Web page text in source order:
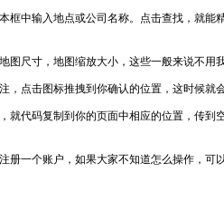
框中输入地点或公司名称。点击查找，就能
图尺寸，地图缩放大小，这些一般来说不用
，点击图标推拽到你确认的位置，这时候就
就代码复制到你的页面中相应的位置，传到
册一个账户，如果大家不知道怎么操作，可